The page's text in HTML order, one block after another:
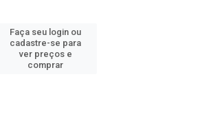
Faça seu login ou
cadastre-se para
ver preços e
comprar